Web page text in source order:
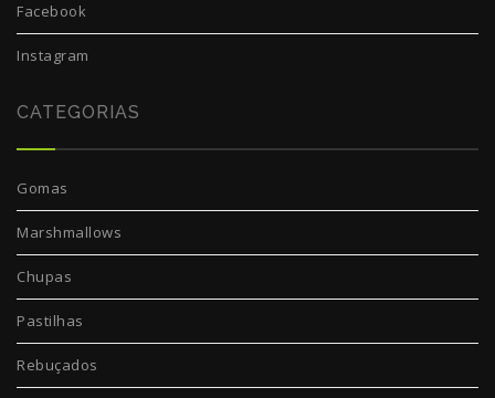
Facebook
Instagram
CATEGORIAS
Gomas
Marshmallows
Chupas
Pastilhas
Rebuçados